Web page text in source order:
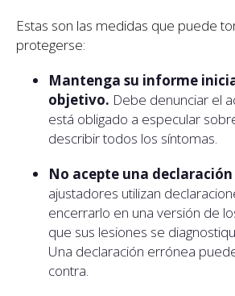
Estas son las medidas que puede
protegerse:
Mantenga su informe
objetivo. Debe denunciar el
está obligado a especular
describir todos los síntomas.
No acepte una
ajustadores utilizan
encerrarlo en una versión de
que sus lesiones se
Una declaración errónea
contra.